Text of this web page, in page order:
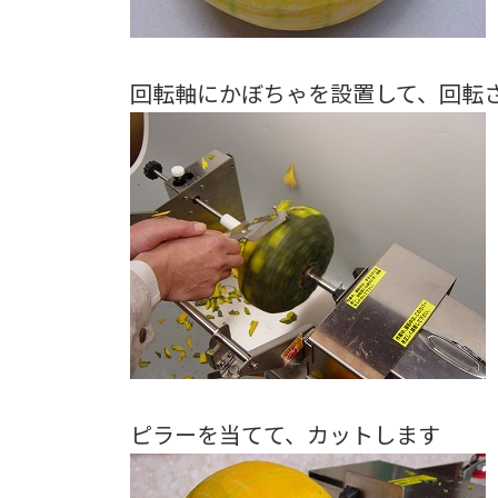
回転軸にかぼちゃを設置して、回転
ピラーを当てて、カットします